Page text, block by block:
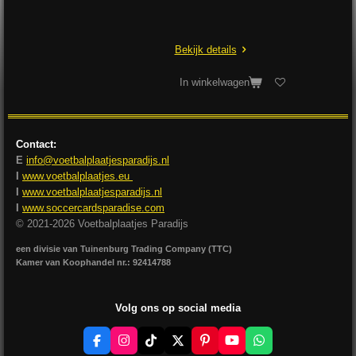
Bekijk details
In winkelwagen
Contact:
E info@voetbalplaatjesparadijs.nl
www.voetbalplaatjes.eu
www.voetbalplaatjesparadijs.nl
www.soccercardsparadise.com
© 2021-2026 Voetbalplaatjes Paradijs
een divisie van Tuinenburg Trading Company (TTC)
Kamer van Koophandel nr.: 92414788
Volg ons op social media
F
I
T
X
P
Y
W